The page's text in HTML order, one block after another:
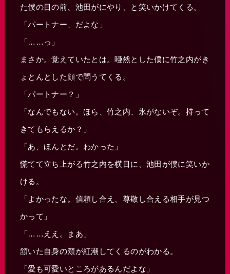
た僕の目の前、池田がにやり、と笑いかけてくる。
「パートナー、だよな」
「……っ」
まさか。覚えていたとは。唖然とした僕に竹之内がき
ょとんとした顔で問うてくる。
「パートナー？」
「なんでもない。ほら、竹之内、氷がないぞ。持って
きてもらえるか？」
「あ、ほんとだ。わかった」
慌てて立ち上がる竹之内を横目に、池田が僕に笑いか
ける。
「よかったな。信頼し合え、尊敬し合える相手が見つ
かって」
「……ええ。まあ」
頷いた自身の頬が紅潮してくるのがわかる。
「愛も可愛いところがあるんだよな」